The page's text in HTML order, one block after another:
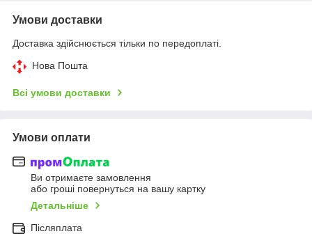
Умови доставки
Доставка здійснюється тільки по передоплаті.
Нова Пошта
Всі умови доставки
Умови оплати
Ви отримаєте замовлення
або гроші повернуться на вашу картку
Детальніше
Післяплата